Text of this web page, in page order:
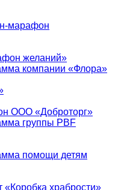
желаний»
компании «Флора»
ООО «Доброторг»
группы PBF
помощи детям
«Коробка храбрости»